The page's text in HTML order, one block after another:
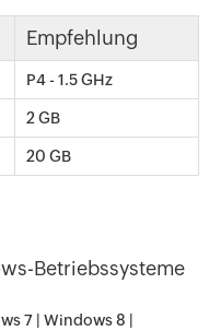
Empfehlung
P4 - 1.5 GHz
2 GB
20 GB
Betriebssysteme
7 | Windows 8 |